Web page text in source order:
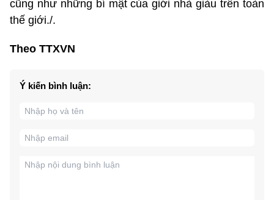
cũng như những bí mật của giới nhà giàu trên toàn
thế giới./.
Theo TTXVN
Ý kiến bình luận: